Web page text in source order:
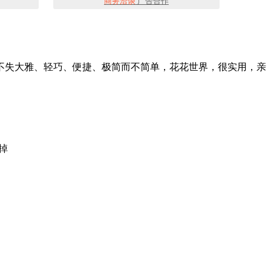
大雅、轻巧、便捷、极简而不简单，花花世界，很实用，亲